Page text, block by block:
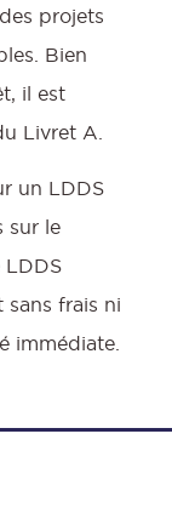
projets
Bien
il est
Livret A.
un LDDS
sur le
LDDS
frais ni
immédiate.